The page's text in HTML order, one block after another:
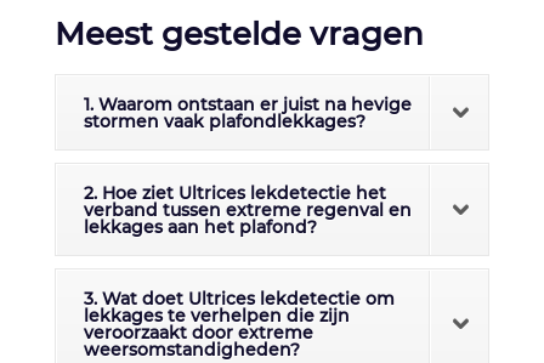
Meest gestelde vragen
1. Waarom ontstaan er juist na hevige
stormen vaak plafondlekkages?
2. Hoe ziet Ultrices lekdetectie het
verband tussen extreme regenval en
lekkages aan het plafond?
3. Wat doet Ultrices lekdetectie om
lekkages te verhelpen die zijn
veroorzaakt door extreme
weersomstandigheden?